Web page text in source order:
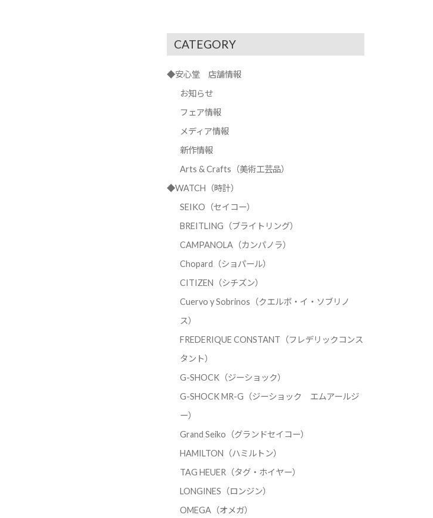
CATEGORY
◆安心堂 店舗情報
お知らせ
フェア情報
メディア情報
新作情報
Arts & Crafts（美術工芸品）
◆WATCH（時計）
SEIKO（セイコー）
BREITLING（ブライトリング）
CAMPANOLA（カンパノラ）
Chopard（ショパール）
CITIZEN（シチズン）
Cuervo y Sobrinos（クエルボ・イ・ソブリノ
ス）
FREDERIQUE CONSTANT（フレデリックコンス
タント）
G-SHOCK（ジーショック）
G-SHOCK MR-G（ジーショック エムアールジ
ー）
Grand Seiko（グランドセイコー）
HAMILTON（ハミルトン）
TAG HEUER（タグ・ホイヤー）
LONGINES（ロンジン）
OMEGA（オメガ）